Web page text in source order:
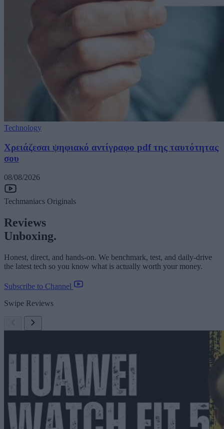
Technology
Χρειάζεσαι ψηφιακό αντίγραφο pdf της ταυτότητας
σου
08/08/2026
Techmaniacs Originals
Reviews
Unboxing.
Honest, direct, and hands-on. We benchmark, test, and daily-drive
the latest tech so you know what is actually worth your money.
Subscribe to Channel
Swipe Reviews